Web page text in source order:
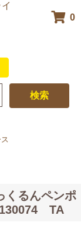
0
検索
くるんペンポ
TA